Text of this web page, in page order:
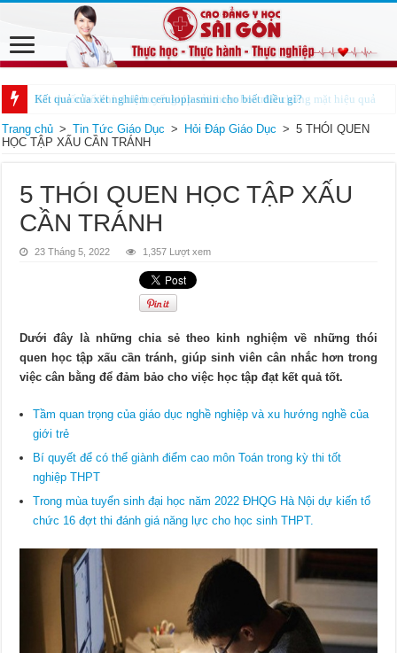
Kết quả của xét nghiệm ceruloplasmin cho biết điều gì?
Trang chủ > Tin Tức Giáo Dục > Hỏi Đáp Giáo Dục > 5 THÓI QUEN
HỌC TẬP XẤU CẦN TRÁNH
5 THÓI QUEN HỌC TẬP XẤU
CẦN TRÁNH
23 Tháng 5, 2022 1,357 Lượt xem
Dưới đây là những chia sẻ theo kinh nghiệm về những thói
quen học tập xấu cần tránh, giúp sinh viên cân nhắc hơn trong
việc cân bằng để đảm bảo cho việc học tập đạt kết quả tốt.
Tầm quan trọng của giáo dục nghề nghiệp và xu hướng nghề của
giới trẻ
Bí quyết để có thể giành điểm cao môn Toán trong kỳ thi tốt
nghiệp THPT
Trong mùa tuyển sinh đại học năm 2022 ĐHQG Hà Nội dự kiến tổ
chức 16 đợt thi đánh giá năng lực cho học sinh THPT.